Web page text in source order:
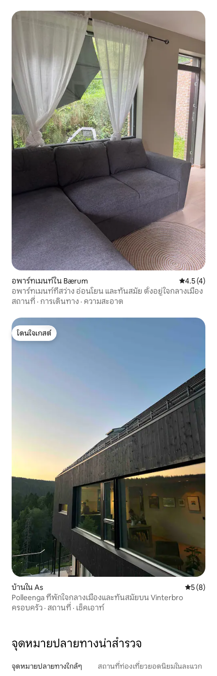
อพาร์ทเมนท์ใน Bærum คะแนนเฉลี่
4.5 (4)
อพาร์ทเมนท์ที่สว่าง อ่อนโยน และทันสมัย ตั้งอยู่ใจกลางเมือง
สถานที่ · การเดินทาง · ความสะอาด
โดนใจเกสต์
โดนใจเกสต์
บ้านใน As คะแนนเฉ
5 (8)
Polleenga ที่พักใจกลางเมืองและทันสมัยบน Vinterbro
ครอบครัว · สถานที่ · เช็คเอาท์
จุดหมายปลายทางน่าสำรวจ
จุดหมายปลายทางใกล้ๆ สถานที่ท่องเที่ยวยอดนิยมในละแวก